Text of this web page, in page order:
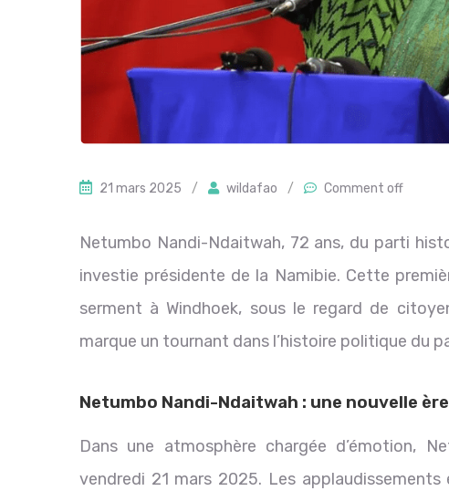
21 mars 2025 / wildafao / Comment off
Netumbo Nandi-Ndaitwah, 72 ans, du parti
investie présidente de la Namibie. Cette
serment à Windhoek, sous le regard de
marque un tournant dans l’histoire politique du
Netumbo Nandi-Ndaitwah : une nouvelle
Dans une atmosphère chargée d’émotion,
vendredi 21 mars 2025. Les